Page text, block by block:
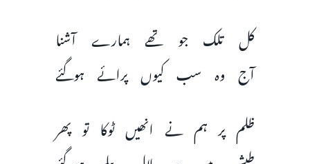
کل تلک جو تھے ہمارے آشنا
آج وہ سب کیوں پرائے ہوگئے
ظلم پر ہم نے انھیں ٹوکا تو پھر